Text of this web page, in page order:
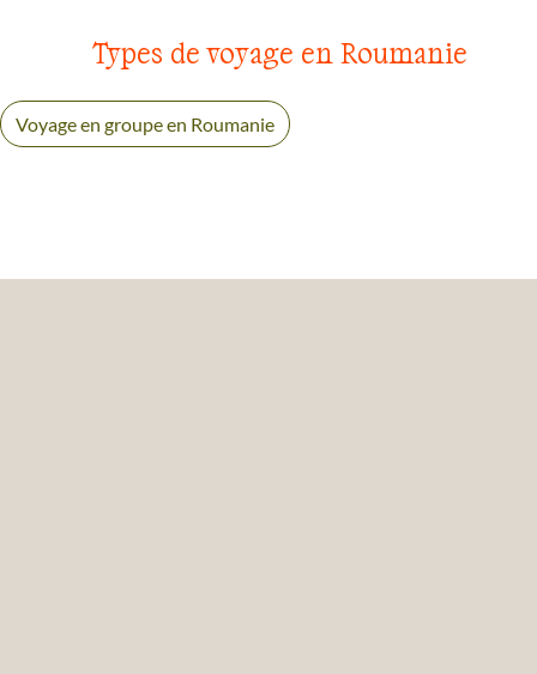
Types de voyage en Roumanie
Voyage en groupe en Roumanie